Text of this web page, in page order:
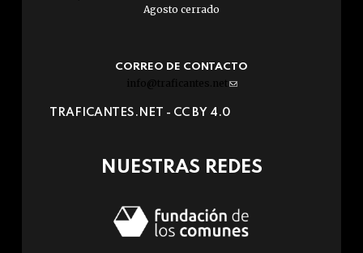
Agosto cerrado
CORREO DE CONTACTO
info@traficantes.net (link
e-
TRAFICANTES.NET - CC BY 4.0
NUESTRAS REDES